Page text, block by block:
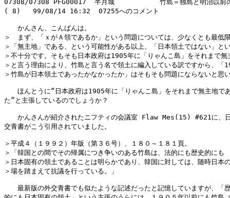
07308/07308 PFG00017  半月城           竹島＝独島と明治以前
( 8)   99/08/14 16:32  07255へのコメント
かんさん、こんばんは。
＞　まず、「ｘがＡ領であるか」という問題については、少なくとも最低
＞「無主地」である、という可能性がある以上、「日本領土ではない」と
＞不十分です。そもそも日本政府は1905年に「りゃんこ島」をそれまで無
＞と言う理由により、竹島と言う名で領土に編入している訳ですから、「
＞竹島が日本領土であったかなかったか」はそもそも問題にならないと思
ほんとうに“日本政府は1905年に「りゃんこ島」をそれまで無主地で
た”と主張しているのでしょうか？
かんさんが紹介されたニフティの会議室 Flaw Mes(15) #621に、
交青書がこう引用されていました。
＞平成４（１９９２）年版（第３６号）、１８０～１８１頁。
＞「韓国との間でその帰属につき争いのある竹島は、法的にも歴史的にも
＞日本固有の領土であることは明らかであり、韓国に対しては、随時日本
＞場を踏まえて抗議を行っている。」
最新版の外交青書でも似たような記述だったと記憶していますが、「